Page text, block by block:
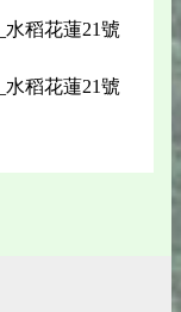
稻花蓮21號
稻花蓮21號